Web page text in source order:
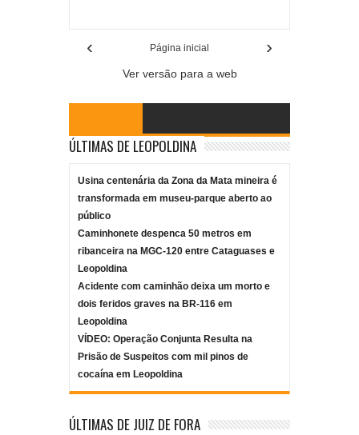
‹ ›
Página inicial
Ver versão para a web
ÚLTIMAS DE LEOPOLDINA
Usina centenária da Zona da Mata mineira é
transformada em museu-parque aberto ao
público
Caminhonete despenca 50 metros em
ribanceira na MGC-120 entre Cataguases e
Leopoldina
Acidente com caminhão deixa um morto e
dois feridos graves na BR-116 em
Leopoldina
VÍDEO: Operação Conjunta Resulta na
Prisão de Suspeitos com mil pinos de
cocaína em Leopoldina
ÚLTIMAS DE JUIZ DE FORA